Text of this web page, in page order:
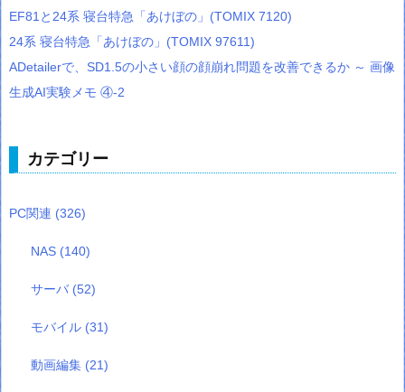
EF81と24系 寝台特急「あけぼの」(TOMIX 7120)
24系 寝台特急「あけぼの」(TOMIX 97611)
ADetailerで、SD1.5の小さい顔の顔崩れ問題を改善できるか ～ 画像
生成AI実験メモ ④-2
カテゴリー
PC関連 (326)
NAS (140)
サーバ (52)
モバイル (31)
動画編集 (21)